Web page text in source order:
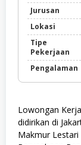
Jurusan
Lokasi
Tipe
Pekerjaan
Pengalaman
Lowongan
didirikan di
Makmur